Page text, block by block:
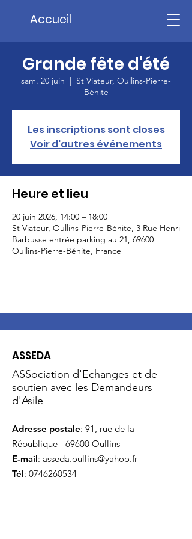
Accueil
Grande fête d'été
sam. 20 juin
  |
St Viateur, Oullins-Pierre-
Bénite
Les inscriptions sont closes
Voir d'autres événements
Heure et lieu
20 juin 2026, 14:00 – 18:00
St Viateur, Oullins-Pierre-Bénite, 3 Rue Henri
Barbusse entrée parking au 21, 69600
Oullins-Pierre-Bénite, France
ASSEDA
ASSociation d'Echanges et de
soutien avec les Demandeurs
d'Asile
Adresse postale: 91, rue de la
République - 69600 Oullins
E-mail: asseda.oullins@yahoo.fr
Tél: 0746260534